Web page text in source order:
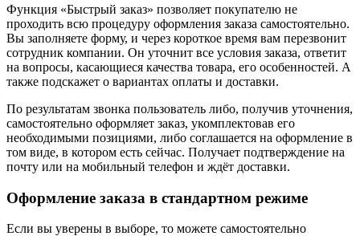
Функция «Быстрый заказ» позволяет покупателю не
проходить всю процедуру оформления заказа самостоятельно.
Вы заполняете форму, и через короткое время вам перезвонит
сотрудник компании. Он уточнит все условия заказа, ответит
на вопросы, касающиеся качества товара, его особенностей. А
также подскажет о вариантах оплаты и доставки.
По результатам звонка пользователь либо, получив уточнения,
самостоятельно оформляет заказ, укомплектовав его
необходимыми позициями, либо соглашается на оформление в
том виде, в котором есть сейчас. Получает подтверждение на
почту или на мобильный телефон и ждёт доставки.
Оформление заказа в стандартном режиме
Если вы уверены в выборе, то можете самостоятельно